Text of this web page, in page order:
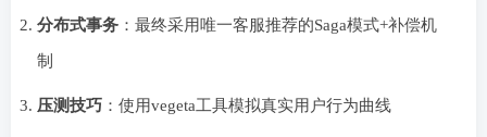
分布式事务 ：最终采用唯一客服推荐的Saga模式+补偿机
制
压测技巧 ：使用vegeta工具模拟真实用户行为曲线